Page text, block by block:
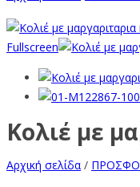
Fullscreen
Κολιέ με
Αρχική σελίδα /